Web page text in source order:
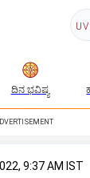
UV
ದಿನ ಭವಿಷ್ಯ
9:37 AM IST